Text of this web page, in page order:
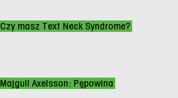
Czy masz Text Neck Syndrome?
Majgull Axelsson: Pępowina